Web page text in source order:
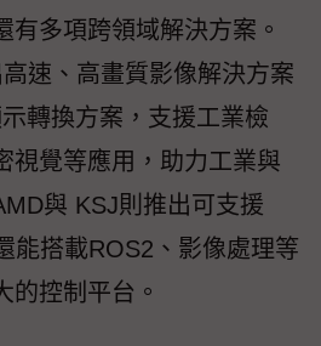
有多項跨領域解決方案。
速、高畫質影像解決方案
轉換方案，支援工業檢
視覺等應用，助力工業與
與 KSJ則推出可支援
能搭載ROS2、影像處理等
的控制平台。